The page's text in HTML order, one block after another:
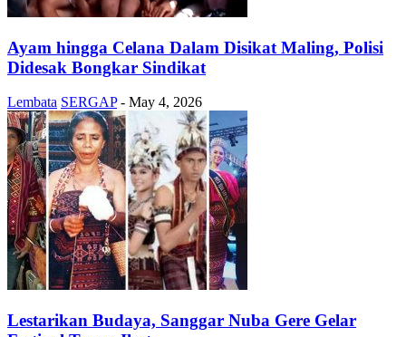
Ayam hingga Celana Dalam Disikat Maling, Polisi
Didesak Bongkar Sindikat
Lembata SERGAP - May 4, 2026
Lestarikan Budaya, Sanggar Nuba Gere Gelar